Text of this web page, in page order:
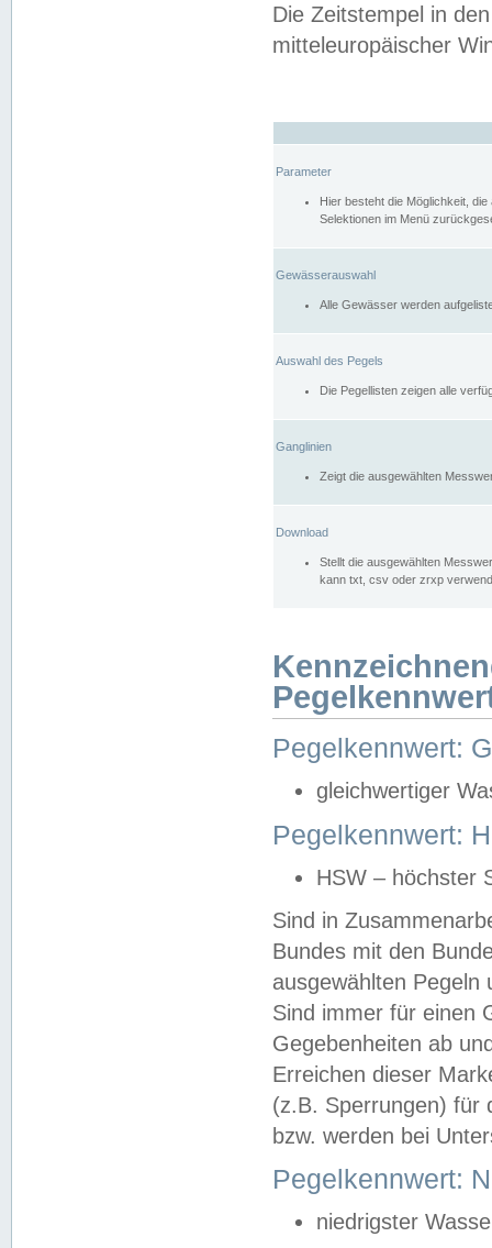
Die Zeitstempel in
mitteleuropäischer
Parameter
Hier besteht die Möglichkeit,
Selektionen im Menü
Gewässerauswahl
Alle Gewässer werden
Auswahl des Pegels
Die Pegellisten zeigen alle
Ganglinien
Zeigt die ausgewählten
Download
Stellt die ausgewählten
kann txt, csv oder zrxp
Pegelkennwert:
gleichwertiger
Pegelkennwert:
HSW – höchster
Sind in
Bundes mit den
ausgewählten
Sind immer für einen
Gegebenheiten ab
Erreichen dieser
(z.B. Sperrungen) für
bzw. werden bei
Pegelkennwert:
niedrigster